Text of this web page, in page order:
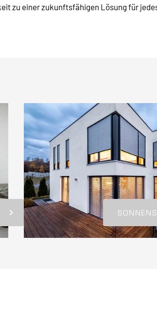
zu einer zukunftsfähigen Lösung für